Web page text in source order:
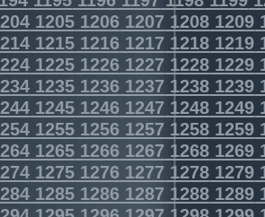
1205 1206 1207 1208 1209
1215 1216 1217 1218 1219
1225 1226 1227 1228 1229
1235 1236 1237 1238 1239
1245 1246 1247 1248 1249
1255 1256 1257 1258 1259
1265 1266 1267 1268 1269
1275 1276 1277 1278 1279
1285 1286 1287 1288 1289